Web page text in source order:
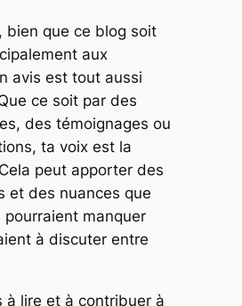
bien que ce blog soit
aux
avis est tout aussi
ce soit par des
des témoignages ou
ta voix est la
peut apporter des
et des nuances que
pourraient manquer
à discuter entre
à lire et à contribuer à